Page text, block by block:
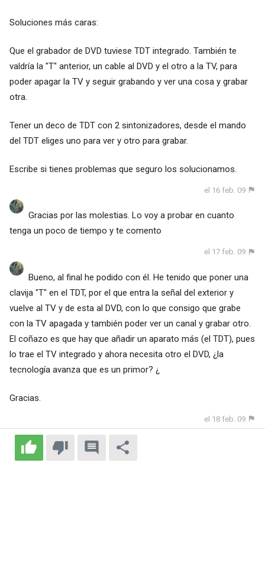
Soluciones más caras:
Que el grabador de DVD tuviese TDT integrado. También te
valdría la "T" anterior, un cable al DVD y el otro a la TV, para
poder apagar la TV y seguir grabando y ver una cosa y grabar
otra.
Tener un deco de TDT con 2 sintonizadores, desde el mando
del TDT eliges uno para ver y otro para grabar.
Escribe si tienes problemas que seguro los solucionamos.
el 16 feb. 09
Gracias por las molestias. Lo voy a probar en cuanto
tenga un poco de tiempo y te comento
el 17 feb. 09
Bueno, al final he podido con él. He tenido que poner una
clavija "T" en el TDT, por el que entra la señal del exterior y
vuelve al TV y de esta al DVD, con lo que consigo que grabe
con la TV apagada y también poder ver un canal y grabar otro.
El coñazo es que hay que añadir un aparato más (el TDT), pues
lo trae el TV integrado y ahora necesita otro el DVD, ¿la
tecnología avanza que es un primor? ¿
Gracias.
el 18 feb. 09